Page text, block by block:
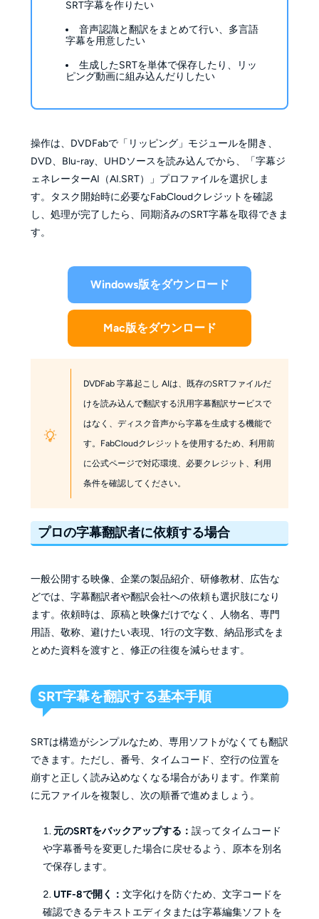
SRT字幕を作りたい
音声認識と翻訳をまとめて行い、多言語
字幕を用意したい
生成したSRTを単体で保存したり、リッ
ピング動画に組み込んだりしたい
操作は、DVDFabで「リッピング」モジュールを開き、
DVD、Blu-ray、UHDソースを読み込んでから、「字幕ジ
ェネレーターAI（AI.SRT）」プロファイルを選択しま
す。タスク開始時に必要なFabCloudクレジットを確認
し、処理が完了したら、同期済みのSRT字幕を取得できま
す。
Windows版をダウンロード
Mac版をダウンロード
DVDFab 字幕起こし AIは、既存のSRTファイルだ
けを読み込んで翻訳する汎用字幕翻訳サービスで
はなく、ディスク音声から字幕を生成する機能で
す。FabCloudクレジットを使用するため、利用前
に公式ページで対応環境、必要クレジット、利用
条件を確認してください。
プロの字幕翻訳者に依頼する場合
一般公開する映像、企業の製品紹介、研修教材、広告な
どでは、字幕翻訳者や翻訳会社への依頼も選択肢になり
ます。依頼時は、原稿と映像だけでなく、人物名、専門
用語、敬称、避けたい表現、1行の文字数、納品形式をま
とめた資料を渡すと、修正の往復を減らせます。
SRT字幕を翻訳する基本手順
SRTは構造がシンプルなため、専用ソフトがなくても翻訳
できます。ただし、番号、タイムコード、空行の位置を
崩すと正しく読み込めなくなる場合があります。作業前
に元ファイルを複製し、次の順番で進めましょう。
元のSRTをバックアップする：誤ってタイムコード
や字幕番号を変更した場合に戻せるよう、原本を別名
で保存します。
UTF-8で開く：文字化けを防ぐため、文字コードを
確認できるテキストエディタまたは字幕編集ソフトを